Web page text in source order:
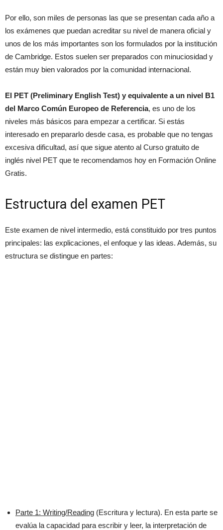
Por ello, son miles de personas las que se presentan cada año a
los exámenes que puedan acreditar su nivel de manera oficial y
unos de los más importantes son los formulados por la institución
de Cambridge. Estos suelen ser preparados con minuciosidad y
están muy bien valorados por la comunidad internacional.
El PET (Preliminary English Test) y equivalente a un nivel B1
del Marco Común Europeo de Referencia, es uno de los
niveles más básicos para empezar a certificar. Si estás
interesado en prepararlo desde casa, es probable que no tengas
excesiva dificultad, así que sigue atento al Curso gratuito de
inglés nivel PET que te recomendamos hoy en Formación Online
Gratis.
Estructura del examen PET
Este examen de nivel intermedio, está constituido por tres puntos
principales: las explicaciones, el enfoque y las ideas. Además, su
estructura se distingue en partes:
Parte 1: Writing/Reading (Escritura y lectura). En esta parte se
evalúa la capacidad para escribir y leer, la interpretación de